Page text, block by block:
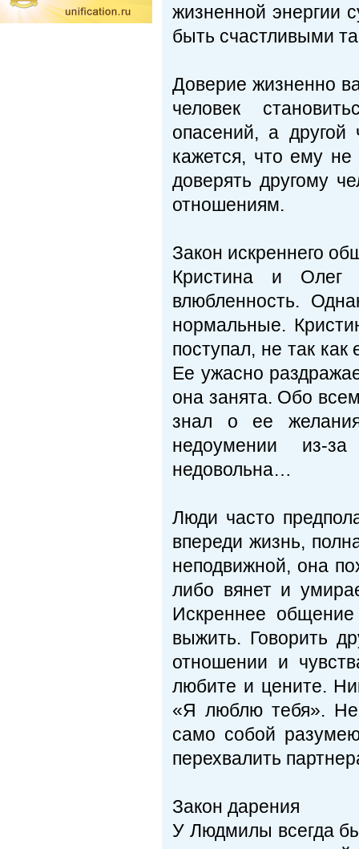
жизненной энергии
быть счастливыми
Доверие жизненно
человек
опасений, а другой
кажется, что ему
доверять другому
отношениям.
Закон искреннего
Кристина и Олег
влюбленность.
нормальные.
поступал, не так
Ее ужасно
она занята. Обо
знал о ее
недоумении из-
недовольна…
Люди часто
впереди жизнь,
неподвижной, она
либо вянет и
Искреннее
выжить. Говорить
отношении и
любите и цените.
«Я люблю тебя». Не
само собой
перехвалить
Закон дарения
У Людмилы всегда